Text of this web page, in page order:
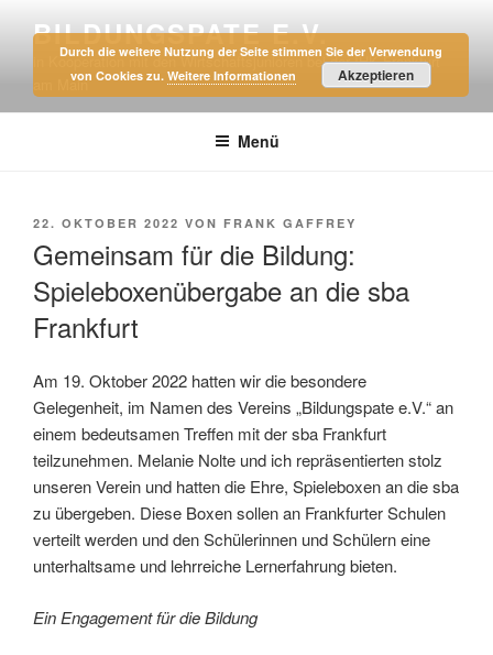
InhaltBILDUNGSPATE E.V.
in Kooperation mit den Wirtschaftsjunioren bei der IHK Frankfurt
am Main
Menü
VERÖFFENTLICHT
22. OKTOBER 2022 VON FRANK GAFFREY
Gemeinsam für die Bildung:
Spieleboxenübergabe an die sba
Frankfurt
Am 19. Oktober 2022 hatten wir die besondere
Gelegenheit, im Namen des Vereins „Bildungspate e.V.“ an
einem bedeutsamen Treffen mit der sba Frankfurt
teilzunehmen. Melanie Nolte und ich repräsentierten stolz
unseren Verein und hatten die Ehre, Spieleboxen an die sba
zu übergeben. Diese Boxen sollen an Frankfurter Schulen
verteilt werden und den Schülerinnen und Schülern eine
unterhaltsame und lehrreiche Lernerfahrung bieten.
Ein Engagement für die Bildung
Durch die weitere Nutzung der Seite stimmen Sie der Verwendung
von Cookies zu. Weitere Informationen Akzeptieren